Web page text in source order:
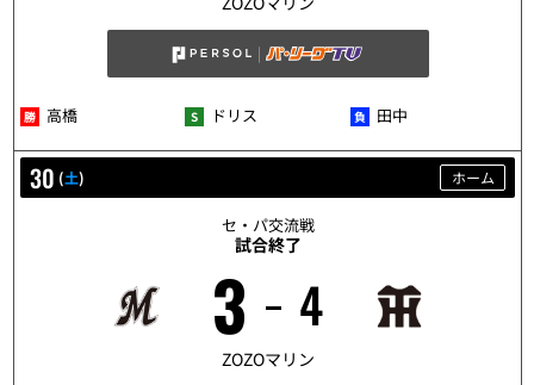
高橋 ドリス 田中
30 (土) ホーム
セ・パ交流戦
試合終了
3 4
ZOZOマリン